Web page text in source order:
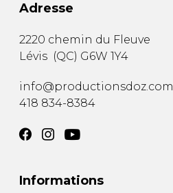
Adresse
2220 chemin du Fleuve
Lévis (QC) G6W 1Y4
info@productionsdoz.com
418 834-8384
Informations